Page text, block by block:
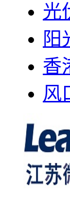
光
阳
香
风